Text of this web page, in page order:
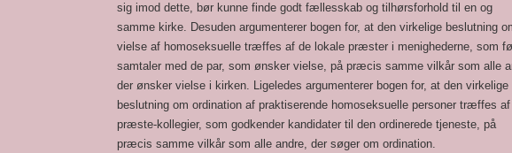
sig imod dette, bør kunne finde godt fællesskab og tilhørsforhold til en og
samme kirke. Desuden argumenterer bogen for, at den virkelige beslutning
vielse af homoseksuelle træffes af de lokale præster i menighederne, som
samtaler med de par, som ønsker vielse, på præcis samme vilkår som alle
der ønsker vielse i kirken. Ligeledes argumenterer bogen for, at den virkelige
beslutning om ordination af praktiserende homoseksuelle personer træffes
præste-kollegier, som godkender kandidater til den ordinerede tjeneste, på
præcis samme vilkår som alle andre, der søger om ordination.